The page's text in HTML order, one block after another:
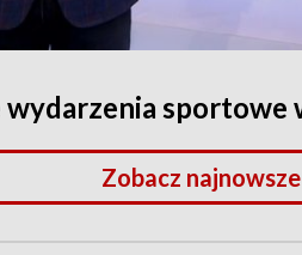
wydarzenia sportowe
Zobacz